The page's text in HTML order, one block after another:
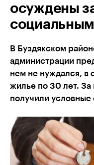
осуждены
В Буздякском
администрации
нем не нуждался, в
жилье по 30 лет. За
получили условные